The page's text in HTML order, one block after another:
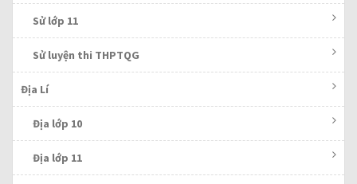
Sử lớp 11
Sử luyện thi THPTQG
Địa Lí
Địa lớp 10
Địa lớp 11